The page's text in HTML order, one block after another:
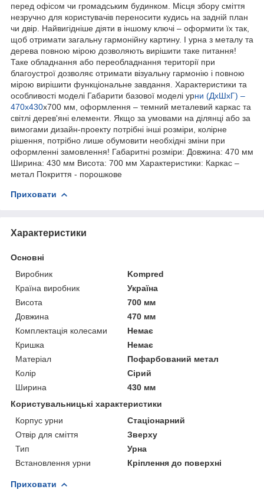
перед офісом чи громадським будинком. Місця збору сміття
незручно для користувачів переносити кудись на задній план
чи двір. Найвигідніше діяти в іншому ключі – оформити їх так,
щоб отримати загальну гармонійну картину. І урна з металу та
дерева повною мірою дозволяють вирішити таке питання!
Таке обладнання або переобладнання території при
благоустрої дозволяє отримати візуальну гармонію і повною
мірою вирішити функціональне завдання. Характеристики та
особливості моделі Габарити базової моделі урни (ДхШхГ) –
470х430х700 мм, оформлення – темний металевий каркас та
світлі дерев'яні елементи. Якщо за умовами на ділянці або за
вимогами дизайн-проекту потрібні інші розміри, колірне
рішення, потрібно лише обумовити необхідні зміни при
оформленні замовлення! Габаритні розміри: Довжина: 470 мм
Ширина: 430 мм Висота: 700 мм Характеристики: Каркас –
метал Покриття - порошкове
Приховати
Характеристики
Основні
Виробник
Kompred
Країна виробник
Україна
Висота
700 мм
Довжина
470 мм
Комплектація колесами
Немає
Кришка
Немає
Матеріал
Пофарбований метал
Колір
Сірий
Ширина
430 мм
Користувальницькі характеристики
Корпус урни
Стаціонарний
Отвір для сміття
Зверху
Тип
Урна
Встановлення урни
Кріплення до поверхні
Приховати